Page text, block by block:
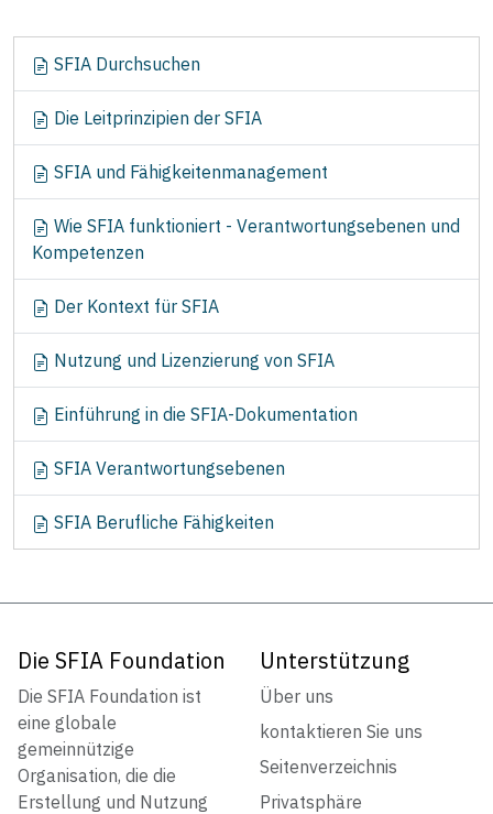
n
SFIA Durchsuchen
Die Leitprinzipien der SFIA
SFIA und Fähigkeitenmanagement
Wie SFIA funktioniert - Verantwortungsebenen und
Kompetenzen
Der Kontext für SFIA
Nutzung und Lizenzierung von SFIA
Einführung in die SFIA-Dokumentation
SFIA Verantwortungsebenen
SFIA Berufliche Fähigkeiten
Die SFIA Foundation
Die SFIA Foundation ist
eine globale
gemeinnützige
Organisation, die die
Erstellung und Nutzung
Unterstützung
Über uns
kontaktieren Sie uns
Seitenverzeichnis
Privatsphäre